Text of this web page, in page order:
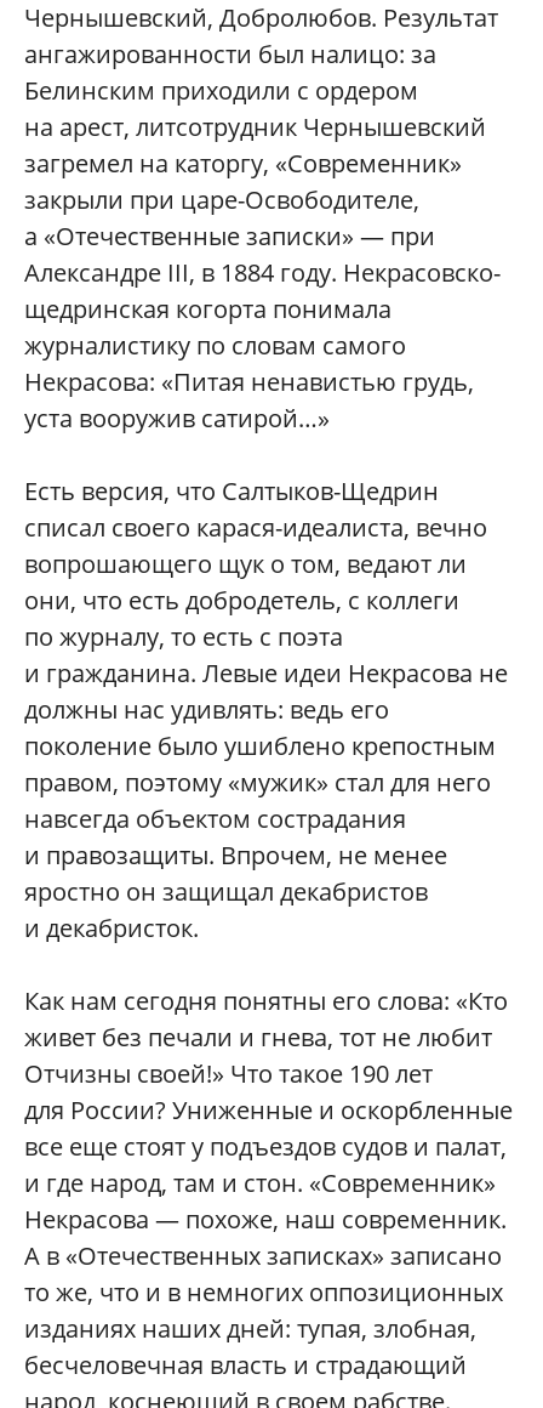
Чернышевский, Добролюбов. Результат
ангажированности был налицо: за
Белинским приходили с ордером
на арест, литсотрудник Чернышевский
загремел на каторгу, «Современник»
закрыли при царе-Освободителе,
а «Отечественные записки» — при
Александре III, в 1884 году. Некрасовско-
щедринская когорта понимала
журналистику по словам самого
Некрасова: «Питая ненавистью грудь,
уста вооружив сатирой…»
Есть версия, что Салтыков-Щедрин
списал своего карася-идеалиста, вечно
вопрошающего щук о том, ведают ли
они, что есть добродетель, с коллеги
по журналу, то есть с поэта
и гражданина. Левые идеи Некрасова не
должны нас удивлять: ведь его
поколение было ушиблено крепостным
правом, поэтому «мужик» стал для него
навсегда объектом сострадания
и правозащиты. Впрочем, не менее
яростно он защищал декабристов
и декабристок.
Как нам сегодня понятны его слова: «Кто
живет без печали и гнева, тот не любит
Отчизны своей!» Что такое 190 лет
для России? Униженные и оскорбленные
все еще стоят у подъездов судов и палат,
и где народ, там и стон. «Современник»
Некрасова — похоже, наш современник.
А в «Отечественных записках» записано
то же, что и в немногих оппозиционных
изданиях наших дней: тупая, злобная,
бесчеловечная власть и страдающий
народ, коснеющий в своем рабстве.